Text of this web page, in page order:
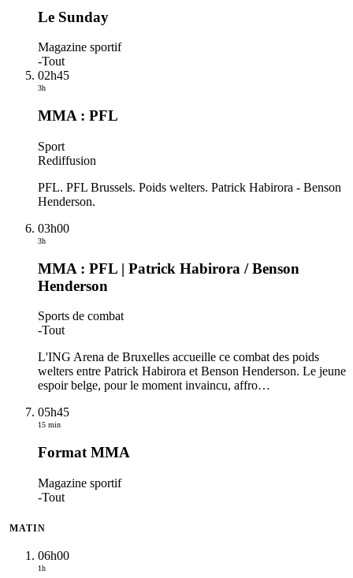
Le Sunday
Magazine sportif
-Tout
02h45
3h
MMA : PFL
Sport
Rediffusion
PFL. PFL Brussels. Poids welters. Patrick Habirora - Benson
Henderson.
03h00
3h
MMA : PFL | Patrick Habirora / Benson
Henderson
Sports de combat
-Tout
L'ING Arena de Bruxelles accueille ce combat des poids
welters entre Patrick Habirora et Benson Henderson. Le jeune
espoir belge, pour le moment invaincu, affro…
05h45
15 min
Format MMA
Magazine sportif
-Tout
MATIN
06h00
1h